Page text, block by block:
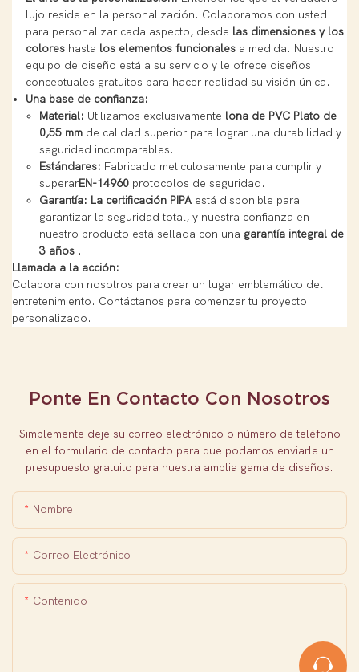
lujo reside en la personalización. Colaboramos con usted
para personalizar cada aspecto, desde las dimensiones y los
coloreshasta los elementos funcionalesa medida. Nuestro
equipo de diseño está a su servicio y le ofrece diseños
conceptuales gratuitos para hacer realidad su visión única.
Una base de confianza:
Material: Utilizamos exclusivamente lona de PVC Plato de
0,55 mmde calidad superior para lograr una durabilidad y
seguridad incomparables.
Estándares: Fabricado meticulosamente para cumplir y
superarEN-14960protocolos de seguridad.
Garantía: La certificación PIPAestá disponible para
garantizar la seguridad total, y nuestra confianza en
nuestro producto está sellada con una garantía integral de
3 años.
Llamada a la acción:
Colabora con nosotros para crear un lugar emblemático del
entretenimiento. Contáctanos para comenzar tu proyecto
personalizado.
Ponte En Contacto Con Nosotros
Simplemente deje su correo electrónico o número de teléfono
en el formulario de contacto para que podamos enviarle un
presupuesto gratuito para nuestra amplia gama de diseños.
Nombre
Correo Electrónico
Contenido